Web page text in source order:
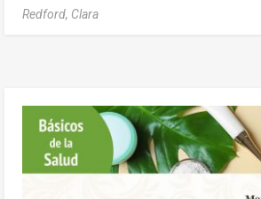
Redford, Clara